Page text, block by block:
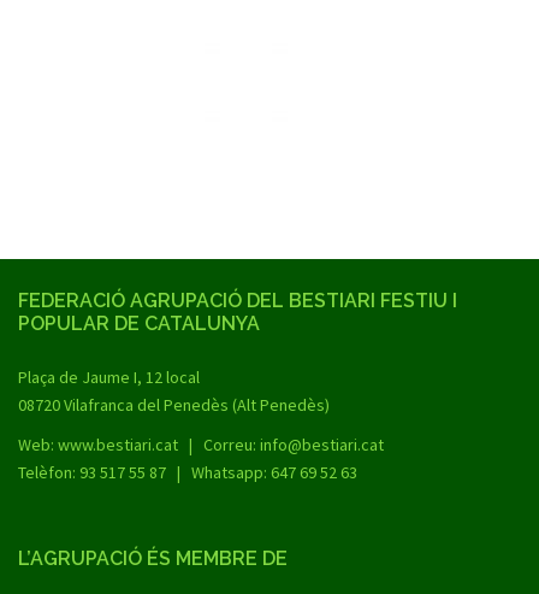
FEDERACIÓ AGRUPACIÓ DEL BESTIARI FESTIU I
POPULAR DE CATALUNYA
Plaça de Jaume I, 12 local
08720 Vilafranca del Penedès (Alt Penedès)
Web: www.bestiari.cat | Correu: info@bestiari.cat
Telèfon: 93 517 55 87 | Whatsapp: 647 69 52 63
L’AGRUPACIÓ ÉS MEMBRE DE